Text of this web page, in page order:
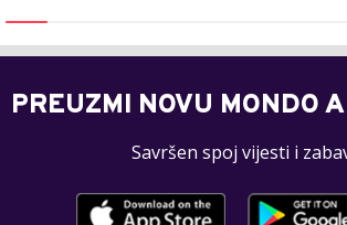
PREUZMI NOVU MONDO
Savršen spoj vijesti i